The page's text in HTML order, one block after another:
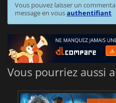
Vous pouvez laisser un
message en vousauthentifiant
Vous pourriez aussi